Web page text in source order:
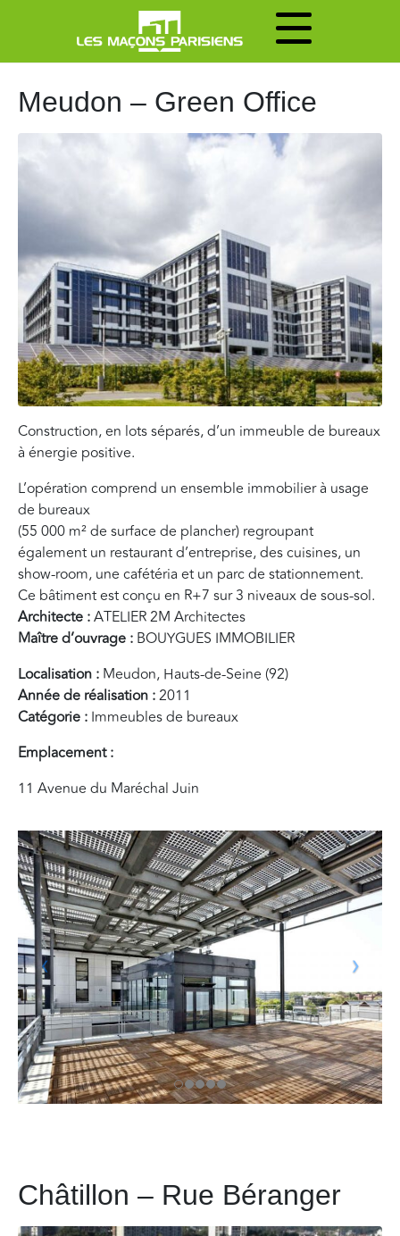
Meudon – Green Office
Construction, en lots séparés, d’un immeuble de bureaux
à énergie positive.
L’opération comprend un ensemble immobilier à usage
de bureaux
(55 000 m² de surface de plancher) regroupant
également un restaurant d’entreprise, des cuisines, un
show-room, une cafétéria et un parc de stationnement.
Ce bâtiment est conçu en R+7 sur 3 niveaux de sous-sol.
Architecte :ATELIER 2M Architectes
Maître d’ouvrage : BOUYGUES IMMOBILIER
Localisation : Meudon, Hauts-de-Seine (92)
Année de réalisation :2011
Catégorie : Immeubles de bureaux
Emplacement :
11 Avenue du Maréchal Juin
Châtillon – Rue Béranger